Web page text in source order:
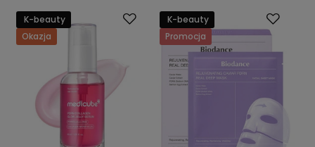
K-beauty
Okazja
K-beauty
Promocja